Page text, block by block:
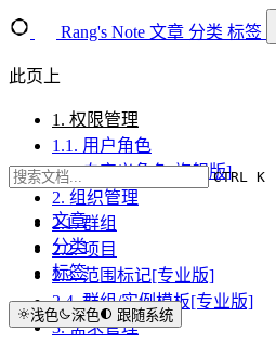
Rang's Note 文章 分类 标签
CTRL K
文章
分类
标签
浅色 深色 跟随系统
此页上
1. 权限管理
1.1. 用户角色
1.2. 自定义角色[旗舰版]
2. 组织管理
2.1. 群组
2.2. 项目
2.3. 范围标记[专业版]
2.4. 群组/实例模板[专业版]
3. 需求管理